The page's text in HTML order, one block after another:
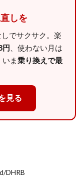
しを
でサクサク。楽
円
、使わない月は
ま乗り換えで最
見る
DHRB